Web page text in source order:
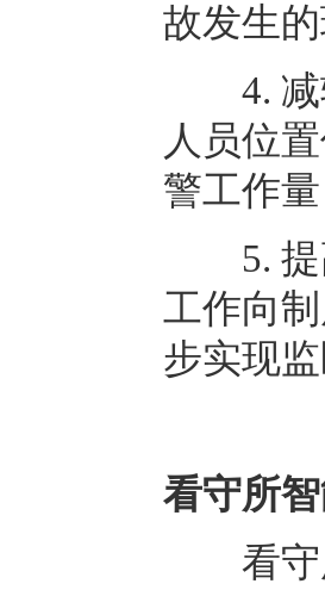
故发生
4. 减轻
人员位
警工作
5. 提高
工作向
步实现
看守所
看守所